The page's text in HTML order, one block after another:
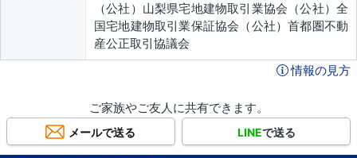
（公社）山梨県宅地建物取引業協会（公社）全
国宅地建物取引業保証協会（公社）首都圏不動
産公正取引協議会
情報の見方
ご家族やご友人に共有できます。
メールで送る LINEで送る